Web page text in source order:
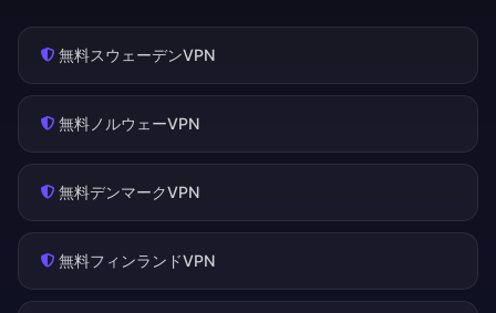
無料スウェーデンVPN
無料ノルウェーVPN
無料デンマークVPN
無料フィンランドVPN